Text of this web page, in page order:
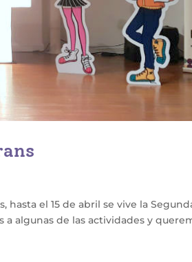
hasta el 15 de abril se vive la
a algunas de las actividades y